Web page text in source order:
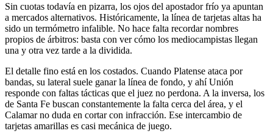
Sin cuotas todavía en pizarra, los ojos del apostador frío ya apuntan
a mercados alternativos. Históricamente, la línea de tarjetas altas ha
sido un termómetro infalible. No hace falta recordar nombres
propios de árbitros: basta con ver cómo los mediocampistas llegan
una y otra vez tarde a la dividida.
El detalle fino está en los costados. Cuando Platense ataca por
bandas, su lateral suele ganar la línea de fondo, y ahí Unión
responde con faltas tácticas que el juez no perdona. A la inversa, los
de Santa Fe buscan constantemente la falta cerca del área, y el
Calamar no duda en cortar con infracción. Ese intercambio de
tarjetas amarillas es casi mecánica de juego.